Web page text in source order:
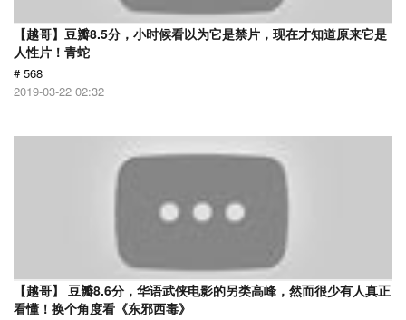
【越哥】豆瓣8.5分，小时候看以为它是禁片，现在才知道原来它是
人性片！青蛇
# 568
2019-03-22 02:32
【越哥】 豆瓣8.6分，华语武侠电影的另类高峰，然而很少有人真正
看懂！换个角度看《东邪西毒》